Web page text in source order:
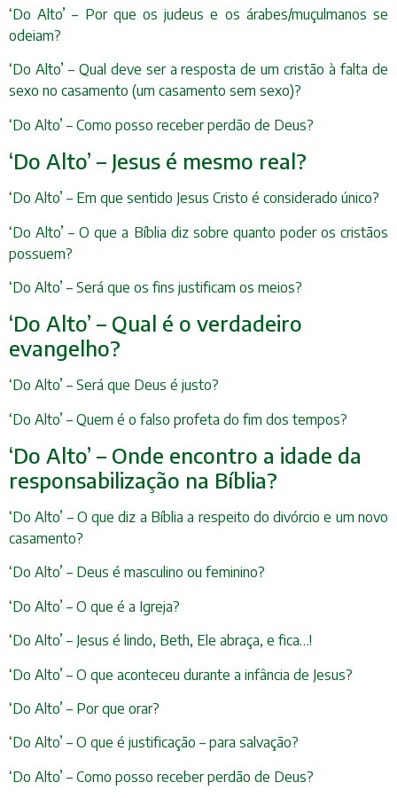
‘Do Alto’ – Por que os judeus e os árabes/muçulmanos se
odeiam?
‘Do Alto’ – Qual deve ser a resposta de um cristão à falta de
sexo no casamento (um casamento sem sexo)?
‘Do Alto’ – Como posso receber perdão de Deus?
‘Do Alto’ – Jesus é mesmo real?
‘Do Alto’ – Em que sentido Jesus Cristo é considerado único?
‘Do Alto’ – O que a Bíblia diz sobre quanto poder os cristãos
possuem?
‘Do Alto’ – Será que os fins justificam os meios?
‘Do Alto’ – Qual é o verdadeiro
evangelho?
‘Do Alto’ – Será que Deus é justo?
‘Do Alto’ – Quem é o falso profeta do fim dos tempos?
‘Do Alto’ – Onde encontro a idade da
responsabilização na Bíblia?
‘Do Alto’ – O que diz a Bíblia a respeito do divórcio e um novo
casamento?
‘Do Alto’ – Deus é masculino ou feminino?
‘Do Alto’ – O que é a Igreja?
‘Do Alto’ – Jesus é lindo, Beth, Ele abraça, e fica…!
‘Do Alto’ – O que aconteceu durante a infância de Jesus?
‘Do Alto’ – Por que orar?
‘Do Alto’ – O que é justificação – para salvação?
‘Do Alto’ – Como posso receber perdão de Deus?